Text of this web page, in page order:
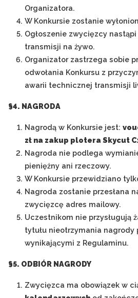
Organizatora.
W Konkursie zostanie
Ogłoszenie zwycięzcy
transmisji na żywo.
Organizator zastrzega sobie
odwołania Konkursu z
awarii technicznej transmisji
§4. NAGRODA
Nagrodą w Konkursie jest:
zł na zakup plotera Skycut
Nagroda nie podlega
pieniężny ani rzeczowy.
W Konkursie przewidziano
Nagroda zostanie przesłana
zwycięzcę adres mailowy.
Uczestnikom nie przysługują
tytułu nieotrzymania nagrody
wynikającymi z Regulaminu.
§5. ODBIÓR NAGRODY
Zwycięzca ma obowiązek w